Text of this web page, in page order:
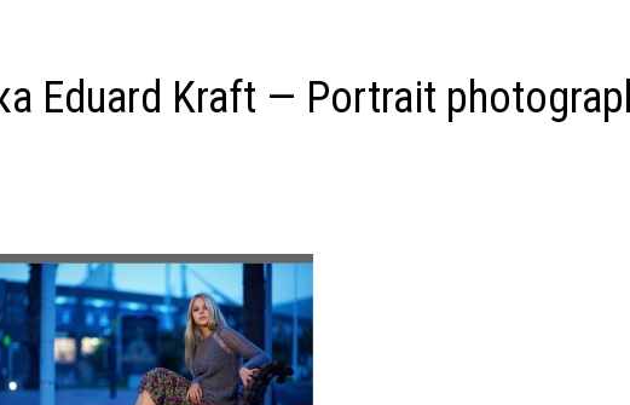
Eduard Kraft — Portrait